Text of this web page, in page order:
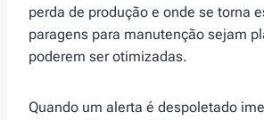
perda de produção e onde se torna
paragens para manutenção sejam
poderem ser otimizadas.
Quando um alerta é despoletado